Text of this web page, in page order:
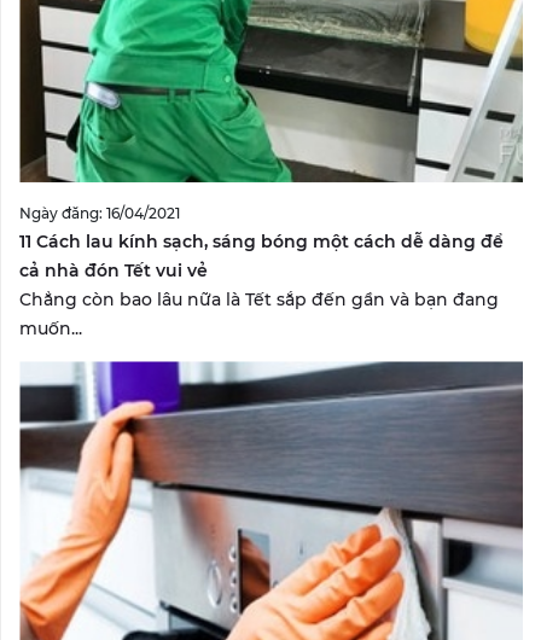
Ngày đăng: 16/04/2021
11 Cách lau kính sạch, sáng bóng một cách dễ dàng để
cả nhà đón Tết vui vẻ
Chẳng còn bao lâu nữa là Tết sắp đến gần và bạn đang
muốn...